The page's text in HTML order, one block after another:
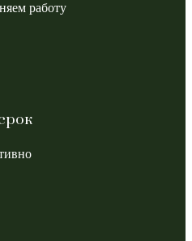
работу